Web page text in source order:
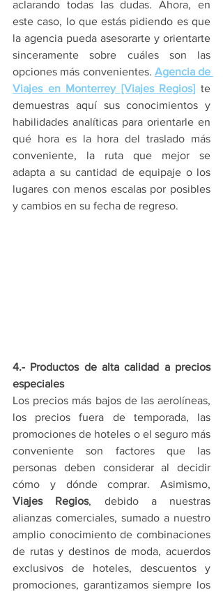
aclarando todas las dudas. Ahora, en
este caso, lo que estás pidiendo es que
la agencia pueda asesorarte y orientarte
sinceramente sobre cuáles son las
opciones más convenientes. Agencia de
Viajes en Monterrey [Viajes Regios] te
demuestras aquí sus conocimientos y
habilidades analíticas para orientarle en
qué hora es la hora del traslado más
conveniente, la ruta que mejor se
adapta a su cantidad de equipaje o los
lugares con menos escalas por posibles
y cambios en su fecha de regreso.
4.- Productos de alta calidad a precios
especiales
Los precios más bajos de las aerolíneas,
los precios fuera de temporada, las
promociones de hoteles o el seguro más
conveniente son factores que las
personas deben considerar al decidir
Viajes Regios, debido a nuestras
alianzas comerciales, sumado a nuestro
amplio conocimiento de combinaciones
de rutas y destinos de moda, acuerdos
exclusivos de hoteles, descuentos y
promociones, garantizamos siempre los